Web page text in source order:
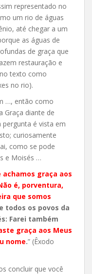
representado no
um rio de águas
até chegar a um
as águas de
de graça que
restauração e
texto como
no rio).
…, então como
Graça diante de
pergunta é vista em
curiosamente
como se pode
e Moisés …
achamos graça aos
é, porventura,
que somos
todos os povos da
Farei também
graça aos Meus
nome.” (Êxodo
concluir que você